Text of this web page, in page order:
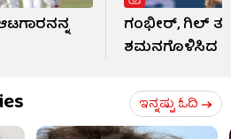
ಗಂಭೀರ್, ಗಿಲ್
ಶಮನಗೊಳಿಸಿದ
ಇನ್ನಷ್ಟು ಓದಿ